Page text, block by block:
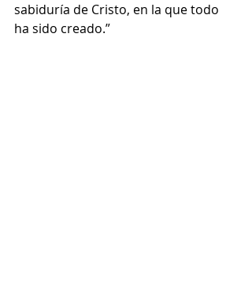
sabiduría de Cristo, en la que todo
ha sido creado.”